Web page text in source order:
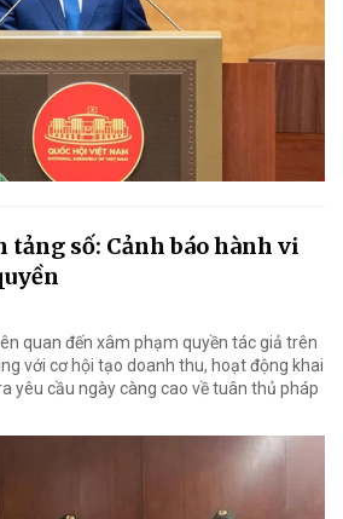
số: Cảnh báo hành vi
quan đến xâm phạm quyền tác giả trên
với cơ hội tạo doanh thu, hoạt động khai
yêu cầu ngày càng cao về tuân thủ pháp